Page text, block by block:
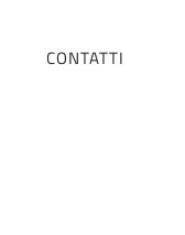
CONTATTI